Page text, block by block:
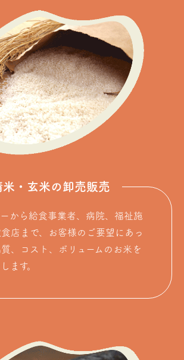
米・玄米の卸売販売
から給食事業者、病院、福祉施
店まで、お客様のご要望にあっ
、コスト、ボリュームのお米を
ます。